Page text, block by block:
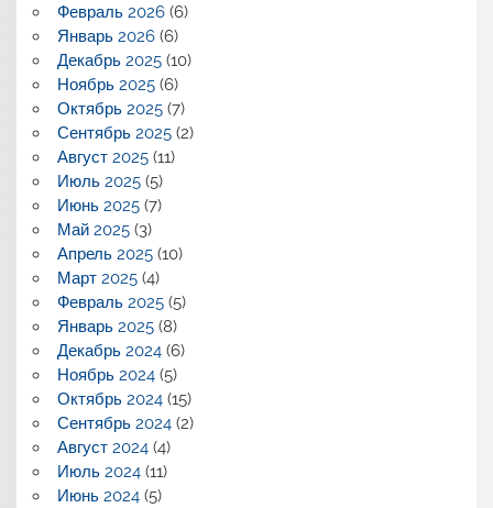
Февраль 2026(6)
Январь 2026(6)
Декабрь 2025(10)
Ноябрь 2025(6)
Октябрь 2025(7)
Сентябрь 2025(2)
Август 2025(11)
Июль 2025(5)
Июнь 2025(7)
Май 2025(3)
Апрель 2025(10)
Март 2025(4)
Февраль 2025(5)
Январь 2025(8)
Декабрь 2024(6)
Ноябрь 2024(5)
Октябрь 2024(15)
Сентябрь 2024(2)
Август 2024(4)
Июль 2024(11)
Июнь 2024(5)